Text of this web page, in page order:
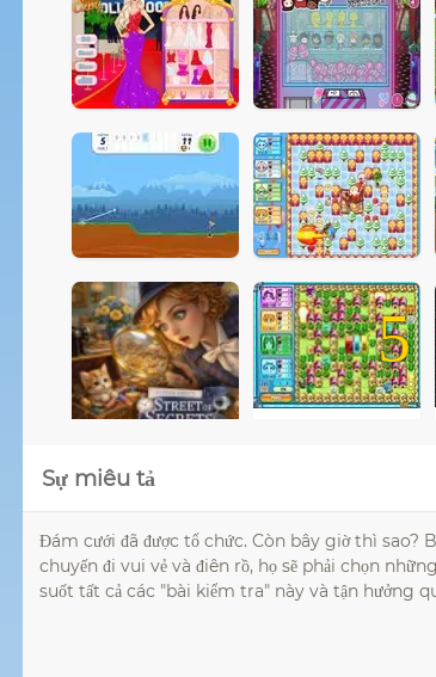
5
Sự miêu tả
Đám cưới đã được tổ chức. Còn bây giờ thì sao?
chuyến đi vui vẻ và điên rồ, họ sẽ phải chọn
suốt tất cả các "bài kiểm tra" này và tận hưởng